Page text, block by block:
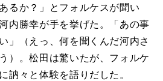
るか？」とフォルケスが聞い
内勝幸が手を挙げた。「あの事
」（えっ、何を聞くんだ河内さ
）。松田は驚いたが、フォルケ
訥々と体験を語りだした。